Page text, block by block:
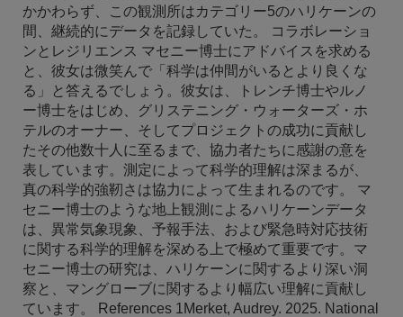
かかわらず、この観測所はカテゴリー5のハリケーンの
間、継続的にデータを記録していた。 コラボレーショ
ンとレジリエンス マセニー博士にアドバイスを求める
と、彼女は微笑んで「科学は仲間がいるとより良くな
る」と答えるでしょう。彼女は、トレンチ博士やルノ
ー博士をはじめ、グリステニング・ウォーターズ・ホ
テルのオーナー、そしてプロジェクトの成功に貢献し
たその他数十人に至るまで、協力者たちに感謝の意を
表しています。測定によって科学的理解は深まるが、
真の科学的強靭さは協力によって生まれるのです。 マ
セニー博士のような地上観測によるハリケーンデータ
は、異常気象現象、予報手法、および緊急時対応技術
に関する科学的理解を深める上で極めて重要です。マ
セニー博士の研究は、ハリケーンに関するより深い洞
察と、マングローブに関するより幅広い理解に貢献し
ています。 References 1Merket, Audrey. 2025. National